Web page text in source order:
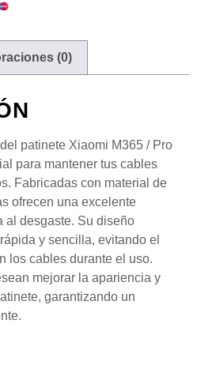
(0)
patinete Xiaomi M365 / Pro
para mantener tus cables
Fabricadas con material de
ofrecen una excelente
al desgaste. Su diseño
y sencilla, evitando el
los cables durante el uso.
mejorar la apariencia y
garantizando un